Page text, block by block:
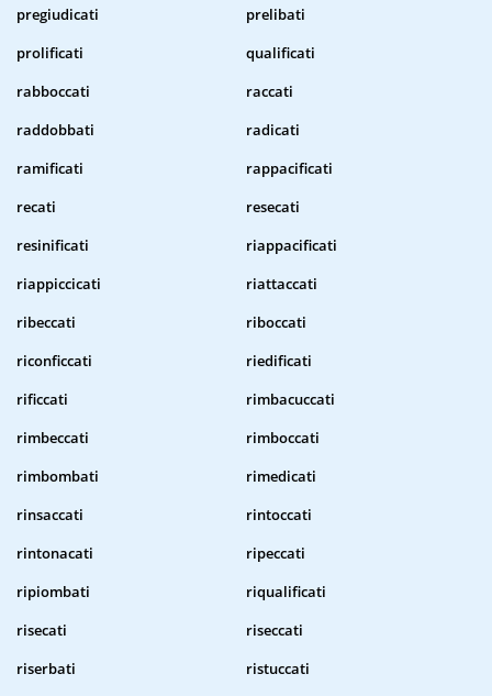
pregiudicati
prelibati
prolificati
qualificati
rabboccati
raccati
raddobbati
radicati
ramificati
rappacificati
recati
resecati
resinificati
riappacificati
riappiccicati
riattaccati
ribeccati
riboccati
riconficcati
riedificati
rificcati
rimbacuccati
rimbeccati
rimboccati
rimbombati
rimedicati
rinsaccati
rintoccati
rintonacati
ripeccati
ripiombati
riqualificati
risecati
riseccati
riserbati
ristuccati